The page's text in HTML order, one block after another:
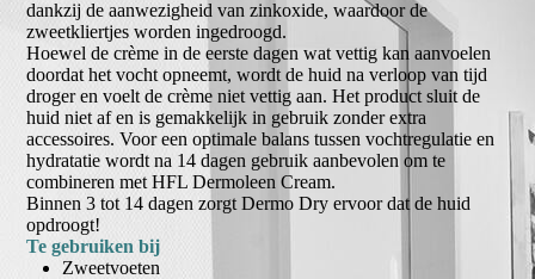
dankzij de aanwezigheid van zinkoxide, waardoor de
zweetkliertjes worden ingedroogd.
Hoewel de crème in de eerste dagen wat vettig kan aanvoelen
doordat het vocht opneemt, wordt de huid na verloop van tijd
droger en voelt de crème niet vettig aan. Het product sluit de
huid niet af en is gemakkelijk in gebruik zonder extra
accessoires. Voor een optimale balans tussen vochtregulatie en
hydratatie wordt na 14 dagen gebruik aanbevolen om te
combineren met HFL Dermoleen Cream.
Binnen 3 tot 14 dagen zorgt Dermo Dry ervoor dat de huid
opdroogt!
Te gebruiken bij
Zweetvoeten